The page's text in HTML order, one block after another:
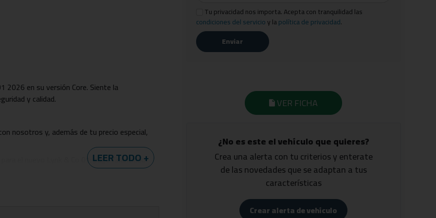
2026 en su versión Core. Siente la
y calidad.
nosotros y, además de tu precio especial,
el nuevo Lynk & Co 01: pago financiado
flexible con Valor Futuro
LEER TODO +
Tu privacidad nos importa. Acepta con tranquilidad las
condiciones del servicioy lapolítica de privacidad.
Enviar
VER FICHA
¿No es este el vehículo que quieres?
Crea una alerta con tu criterios y enterate
de las novedades que se adaptan a tus
características
Crear alerta de vehículo